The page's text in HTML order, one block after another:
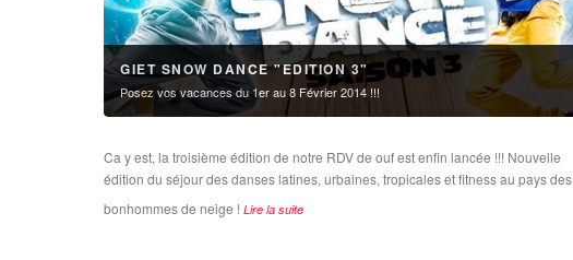
GIET SNOW DANCE "EDITION 3"
Posez vos vacances du 1er au 8 Février 2014 !!!
Ca y est, la troisième édition de notre RDV de ouf est enfin lancée !!! Nouvelle
édition du séjour des danses latines, urbaines, tropicales et fitness au pays des
bonhommes de neige ! Lire la suite